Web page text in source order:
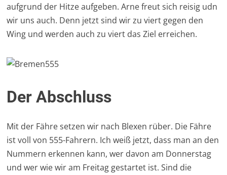
aufgrund der Hitze aufgeben. Arne freut sich reisig udn
wir uns auch. Denn jetzt sind wir zu viert gegen den
Wing und werden auch zu viert das Ziel erreichen.
Der Abschluss
Mit der Fähre setzen wir nach Blexen rüber. Die Fähre
ist voll von 555-Fahrern. Ich weiß jetzt, dass man an den
Nummern erkennen kann, wer davon am Donnerstag
und wer wie wir am Freitag gestartet ist. Sind die